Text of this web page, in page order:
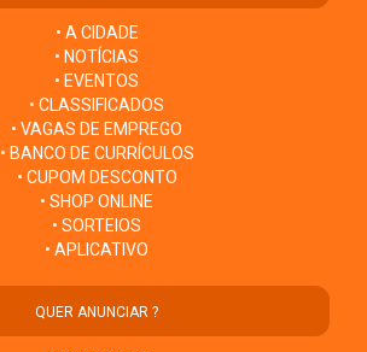
• A CIDADE
• NOTÍCIAS
• EVENTOS
• CLASSIFICADOS
• VAGAS DE EMPREGO
• BANCO DE CURRÍCULOS
• CUPOM DESCONTO
• SHOP ONLINE
• SORTEIOS
• APLICATIVO
QUER ANUNCIAR ?